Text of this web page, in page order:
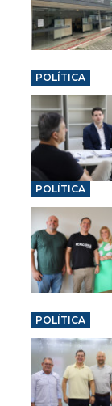
POLÍTICA
POLÍTICA
POLÍTICA